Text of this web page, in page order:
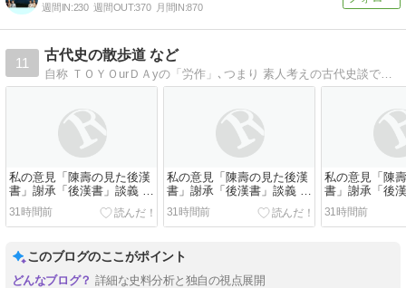
週間IN:230 週間OUT:370 月間IN:870
11
古代史の散歩道 など
自称 ＴＯＹＯurＤＡyの「労作」､つまり 素人考えの古代史談です。丹念に資料を読んで一生懸命考えます。対象は、ほぼ倭人伝道里記事です。それ以外、メディアの失言をただす渾身の「今日の躓き石」で世に蔓延る「リベンジ」撲滅 など。
私の意見「陳壽の見た後漢
書」謝承「後漢書」談義 １
／５ 2026/08
31時間前
私の意見「陳壽の見た後漢
書」謝承「後漢書」談義 ２
／５ 2026/08
31時間前
私の意見「陳
書」謝承「後
／５ 2026/08
31時間前
このブログのここがポイント
詳細な史料分析と独自の視点展開